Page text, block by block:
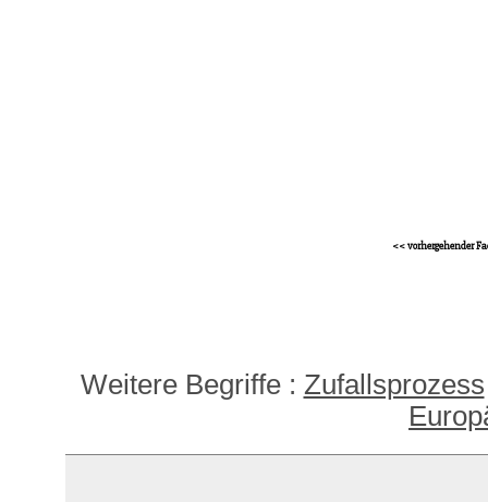
<< vorhergehender
Weitere Begriffe : Zufallsprozess